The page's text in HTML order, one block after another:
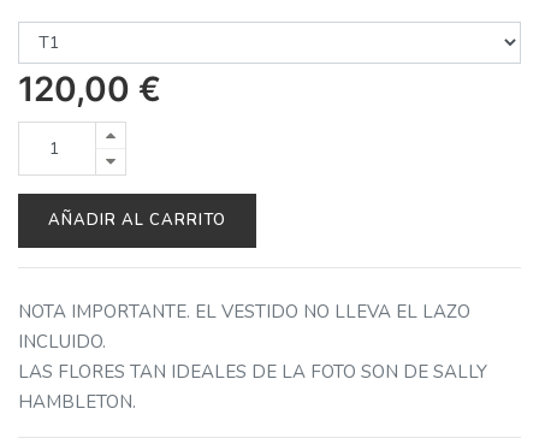
120,00 €
AÑADIR AL CARRITO
NOTA IMPORTANTE. EL VESTIDO NO LLEVA EL LAZO
INCLUIDO.
LAS FLORES TAN IDEALES DE LA FOTO SON DE SALLY
HAMBLETON.